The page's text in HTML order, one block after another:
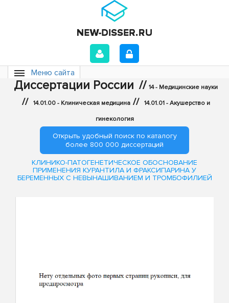
Меню сайта
Диссертации России // 14 - Медицинские науки
// 14.01.00 - Клиническая медицина // 14.01.01 - Акушерство и
гинекология
Открыть удобный поиск по каталогу
более 800 000 диссертаций
КЛИНИКО-ПАТОГЕНЕТИЧЕСКОЕ ОБОСНОВАНИЕ
ПРИМЕНЕНИЯ КУРАНТИЛА И ФРАКСИПАРИНА У
БЕРЕМЕННЫХ С НЕВЫНАШИВАНИЕМ И ТРОМБОФИЛИЕЙ